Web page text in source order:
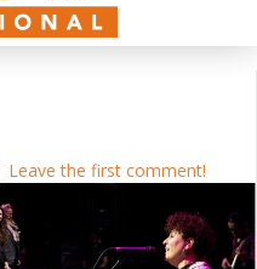
Leave the first comment!